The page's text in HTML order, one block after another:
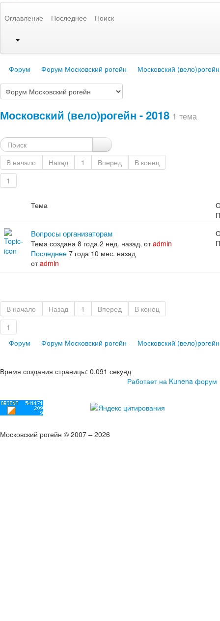
Оглавление Последнее Поиск
Форум Форум Московский рогейн Московский
Московский (вело)рогейн - 2018 1 тема
В начало Назад 1 Вперед
В конец
1
Тема
Вопросы организаторам
Тема создана 8 года 2 нед. назад, отadmin
Последнее 7 года 10 мес. назад
отadmin
В начало Назад 1 Вперед
В конец
1
Форум
Форум Московский рогейн Московский
Время создания страницы: 0.091 секунд
Работает на Kunena форум
Московский рогейн © 2007 – 2026